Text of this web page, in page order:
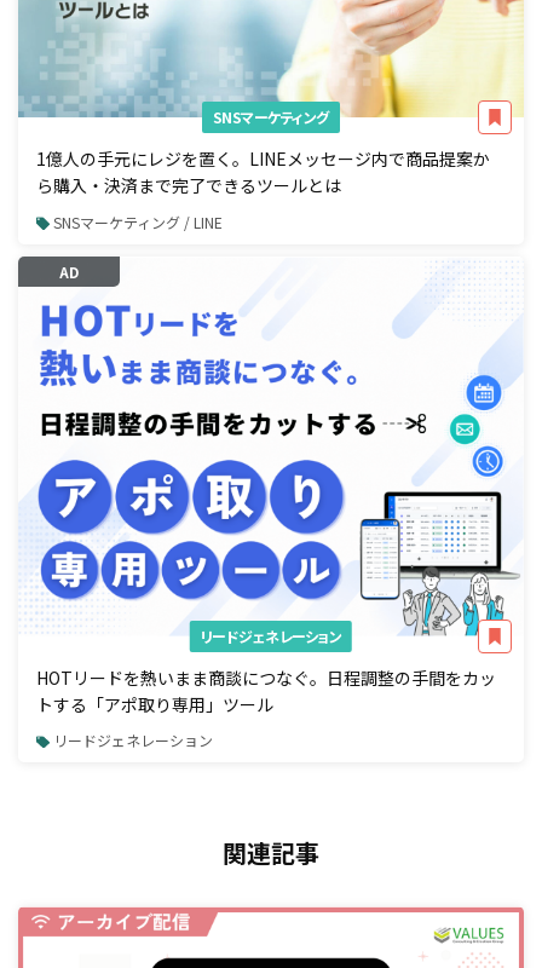
SNSマーケティング
1億人の手元にレジを置く。LINEメッセージ内で商品提案か
ら購入・決済まで完了できるツールとは
SNSマーケティング / LINE
AD
リードジェネレーション
HOTリードを熱いまま商談につなぐ。日程調整の手間をカッ
トする「アポ取り専用」ツール
リードジェネレーション
関連記事